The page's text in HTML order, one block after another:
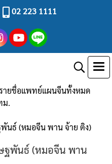
02 223 1111
ายชื่อแพทย์แผนจีนทั้งหมด
ม.
นธ์ (หมอจีน พาน จ้าย ติง)
ฐพันธ์ (หมอจีน พาน